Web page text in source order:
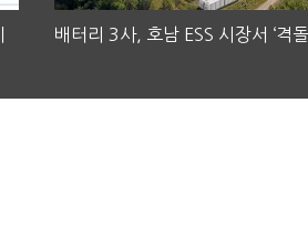
배터리 3사, 호남 ESS 시장서 ‘격돌